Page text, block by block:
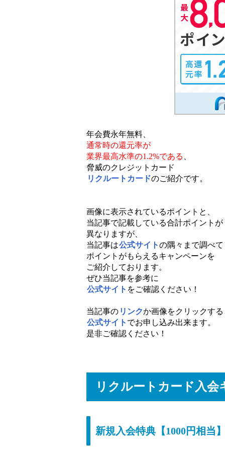
年会費永年無料、
通常時の還元率が
業界最高水準の1.2%である
脅威のクレジットカード
リクルートカードのご紹介です。
画像に表示されているポイントと、
当記事で記載している合計ポイントが
異なりますが、
当記事は公式サイトの隅々まで調べて
ポイントがもらえるキャンペーンを
ご紹介しております。
ぜひ当記事を参考に
公式サイト をご確認ください！
当記事の リンクか画像をクリックす
公式サイト でお申し込み出来ます。
是非ご確認ください！
リクルートカード入会
新規入会特典【1000円相当